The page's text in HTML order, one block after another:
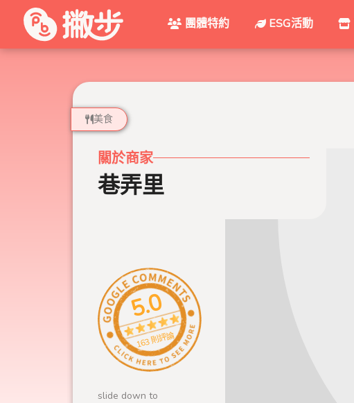
團體特約 ESG活動
美食
關於商家
巷弄里
5.0
163 則評論
slide down to